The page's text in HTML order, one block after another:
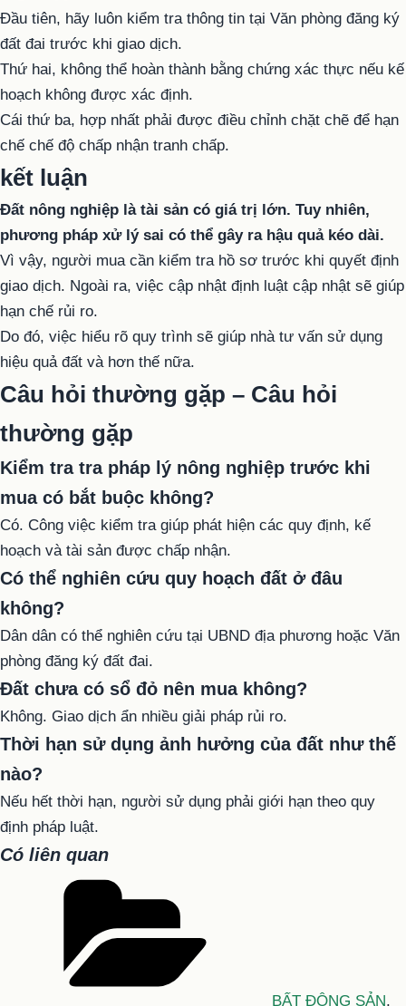
Đầu tiên, hãy luôn kiểm tra thông tin tại Văn phòng đăng ký
đất đai trước khi giao dịch.
Thứ hai, không thể hoàn thành bằng chứng xác thực nếu kế
hoạch không được xác định.
Cái thứ ba, hợp nhất phải được điều chỉnh chặt chẽ để hạn
chế chế độ chấp nhận tranh chấp.
kết luận
Đất nông nghiệp là tài sản có giá trị lớn. Tuy nhiên,
phương pháp xử lý sai có thể gây ra hậu quả kéo dài.
Vì vậy, người mua cần kiểm tra hồ sơ trước khi quyết định
giao dịch. Ngoài ra, việc cập nhật định luật cập nhật sẽ giúp
hạn chế rủi ro.
Do đó, việc hiểu rõ quy trình sẽ giúp nhà tư vấn sử dụng
hiệu quả đất và hơn thế nữa.
Câu hỏi thường gặp – Câu hỏi
thường gặp
Kiểm tra tra pháp lý nông nghiệp trước khi
mua có bắt buộc không?
Có. Công việc kiểm tra giúp phát hiện các quy định, kế
hoạch và tài sản được chấp nhận.
Có thể nghiên cứu quy hoạch đất ở đâu
không?
Dân dân có thể nghiên cứu tại UBND địa phương hoặc Văn
phòng đăng ký đất đai.
Đất chưa có sổ đỏ nên mua không?
Không. Giao dịch ẩn nhiều giải pháp rủi ro.
Thời hạn sử dụng ảnh hưởng của đất như thế
nào?
Nếu hết thời hạn, người sử dụng phải giới hạn theo quy
định pháp luật.
Có liên quan
BẤT ĐỘNG SẢN,